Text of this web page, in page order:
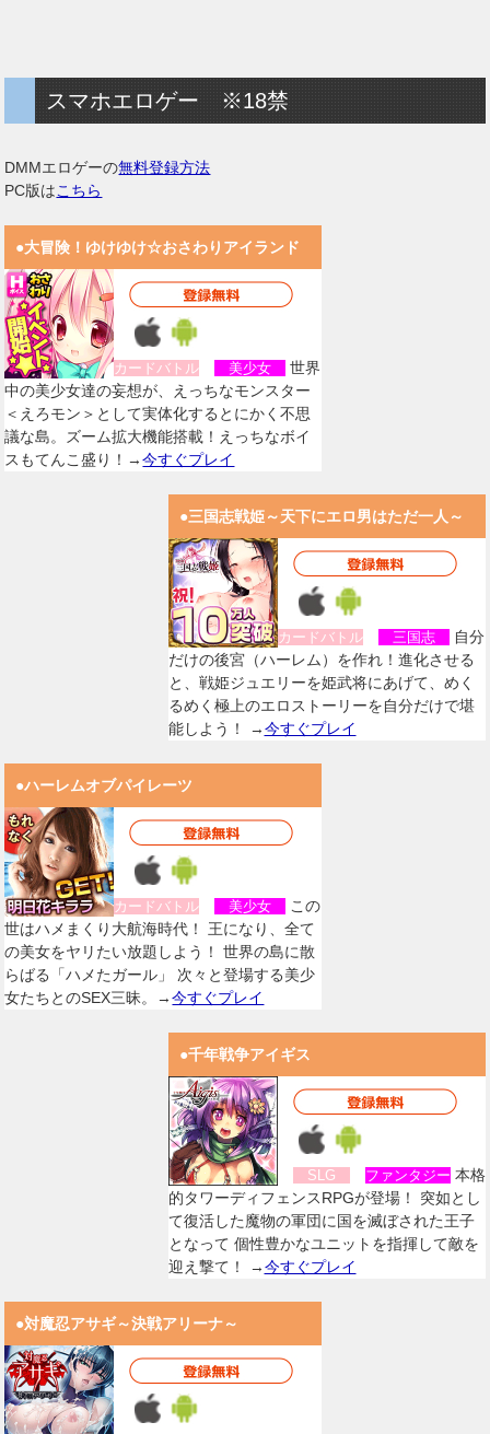
スマホエロゲー ※18禁
DMMエロゲーの無料登録方法
PC版はこちら
●大冒険！ゆけゆけ☆おさわりアイランド
カードバトル 美少女
世界
中の美少女達の妄想が、えっちなモンスター
＜えろモン＞として実体化するとにかく不思
議な島。ズーム拡大機能搭載！えっちなボイ
スもてんこ盛り！→今すぐプレイ
●三国志戦姫～天下にエロ男はただ一人～
カードバトル 三国志
自分
だけの後宮（ハーレム）を作れ！進化させる
と、戦姫ジュエリーを姫武将にあげて、めく
るめく極上のエロストーリーを自分だけで堪
能しよう！ →今すぐプレイ
●ハーレムオブパイレーツ
カードバトル 美少女
この
世はハメまくり大航海時代！ 王になり、全て
の美女をヤリたい放題しよう！ 世界の島に散
らばる「ハメたガール」 次々と登場する美少
女たちとのSEX三昧。→今すぐプレイ
●千年戦争アイギス
SLG ファンタジー 本格
的タワーディフェンスRPGが登場！ 突如とし
て復活した魔物の軍団に国を滅ぼされた王子
となって 個性豊かなユニットを指揮して敵を
迎え撃て！ →今すぐプレイ
●対魔忍アサギ～決戦アリーナ～